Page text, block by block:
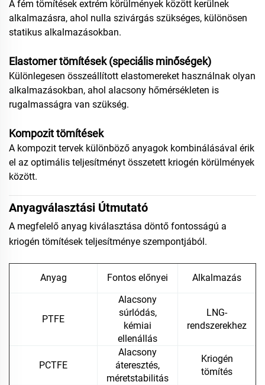
A fém tömítések extrém körülmények között kerülnek
alkalmazásra, ahol nulla szivárgás szükséges, különösen
statikus alkalmazásokban.
Elastomer tömítések (speciális minőségek)
Különlegesen összeállított elastomereket használnak olyan
alkalmazásokban, ahol alacsony hőmérsékleten is
rugalmasságra van szükség.
Kompozit tömítések
A kompozit tervek különböző anyagok kombinálásával érik
el az optimális teljesítményt összetett kriogén körülmények
között.
Anyagválasztási Útmutató
A megfelelő anyag kiválasztása döntő fontosságú a
kriogén tömítések teljesítménye szempontjából.
Anyag Fontos előnyei Alkalmazás
PTFE
Alacsony
súrlódás,
kémiai
ellenállás
LNG-
rendszerekhez
PCTFE
Alacsony
áteresztés,
méretstabilitás
Kriogén
tömítés